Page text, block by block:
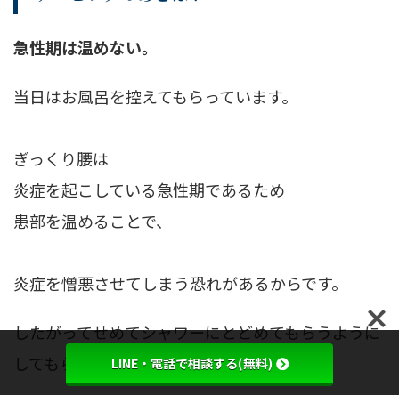
急性期は温めない。
当日はお風呂を控えてもらっています。
ぎっくり腰は
炎症を起こしている急性期であるため
患部を温めることで、
炎症を憎悪させてしまう恐れがあるからです。
したがってせめてシャワーにとどめてもらうように
してもらっています。LINE・電話で相談する(無料)